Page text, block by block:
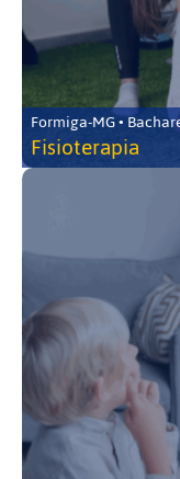
Formiga-MG •
Fisioterapia